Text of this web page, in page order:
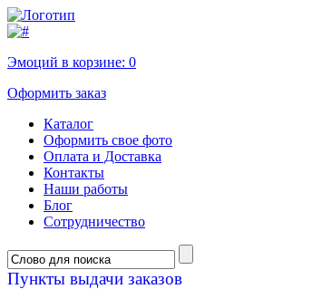
Эмоций в корзине: 0
Оформить заказ
Каталог
Оформить свое фото
Оплата и Доставка
Контакты
Наши работы
Блог
Сотрудничество
Пункты выдачи заказов